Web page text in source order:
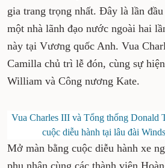
gia trang trọng nhất. Đây là lần
một nhà lãnh đạo nước ngoài hai
này tại Vương quốc Anh. Vua
Camilla chủ trì lễ đón, cùng sự
William và Công nương Kate.
Vua Charles III và Tổng thống Donald
cuộc diễu hành tại lâu đài
Mở màn bằng cuộc diễu hành xe
phu nhân cùng các thành viên